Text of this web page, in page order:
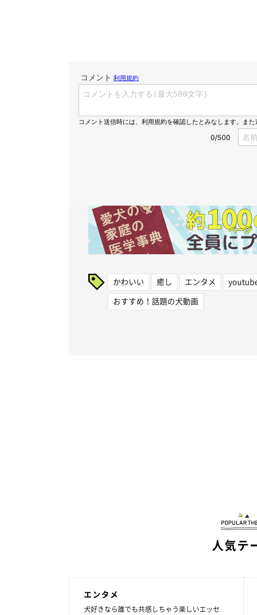
かわいい 癒し エンタメ
おすすめ！話題の犬動画
人気テ
エンタメ
犬好きなら誰でも共感しちゃう楽しいエッセ